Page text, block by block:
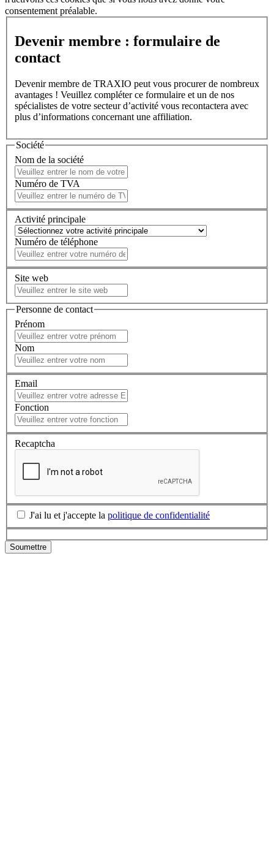
consentement préalable.
Devenir membre : formulaire de
contact
Devenir membre de TRAXIO peut vous procurer de nombreux
avantages ! Veuillez compléter ce formulaire et un de nos
spécialistes de votre secteur d’activité vous recontactera avec
plus d’informations concernant une affiliation.
Société
Nom de la société
Numéro de TVA
Activité principale
Numéro de téléphone
Site web
Personne de contact
Prénom
Nom
Email
Fonction
Recaptcha
J'ai lu et j'accepte la politique de confidentialité